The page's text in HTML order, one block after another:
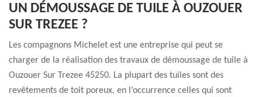
UN DÉMOUSSAGE DE TUILE À OUZOUER
SUR TREZEE ?
Les compagnons Michelet est une entreprise qui peut se
charger de la réalisation des travaux de démoussage de tuile à
Ouzouer Sur Trezee 45250. La plupart des tuiles sont des
revêtements de toit poreux, en l’occurrence celles qui sont